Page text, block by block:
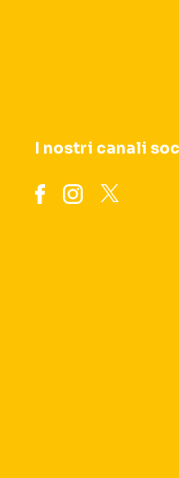
I nostri canali